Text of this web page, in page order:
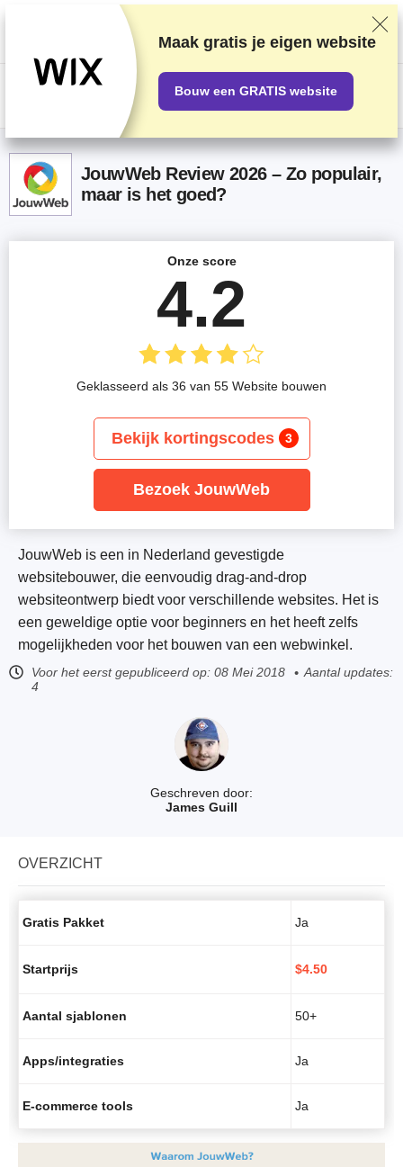
We rangschikken providers op basis van grondige tests en onderzoek,
maar houden ook rekening met feedback van onze lezers en onze
commerciële overeenkomsten met providers. Deze pagina bevat
Openbaarmaking van advertenties
US$
JouwWeb Review 2026 – Zo populair,
maar is het goed?
Geschreven door:
James Guill
JouwWeb is een in Nederland gevestigde
websitebouwer, die eenvoudig drag-and-drop
websiteontwerp biedt voor verschillende websites. Het is
een geweldige optie voor beginners en het heeft zelfs
mogelijkheden voor het bouwen van een webwinkel.
Voor het eerst gepubliceerd op: 08 Mei 2018
Aantal updates:
4
Onze score
4.2
Geklasseerd als 36 van 55 Website bouwen
Bekijk kortingscodes 3
Bezoek JouwWeb
OVERZICHT
Gratis Pakket Ja
Startprijs $4.50
Aantal sjablonen 50+
Apps/integraties Ja
E-commerce tools Ja
Maak gratis je eigen website
Bouw een GRATIS website